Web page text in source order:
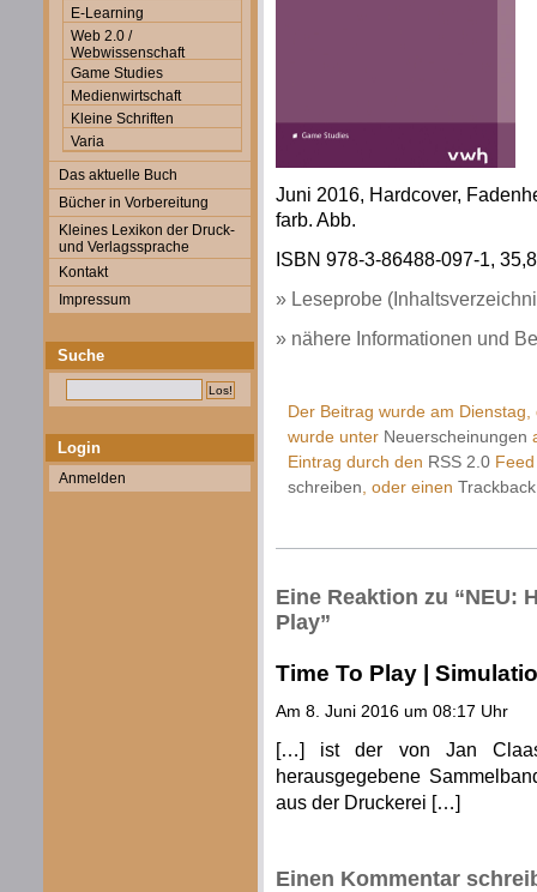
E-Learning
Web 2.0 /
Webwissenschaft
Game Studies
Medienwirtschaft
Kleine Schriften
Varia
Das aktuelle Buch
Bücher in Vorbereitung
Kleines Lexikon der Druck-
und Verlagssprache
Kontakt
Impressum
Suche
Login
Anmelden
Juni 2016, Hardcover,
farb. Abb.
ISBN 978-3-86488-097-1,
» Leseprobe
» nähere Informationen und
Der Beitrag wurde am
wurde unter Neuerscheinungen
Eintrag durch den RSS 2.0
schreiben , oder einen Trackback
Eine Reaktion zu “NEU:
Play”
Time To Play |
Am 8. Juni 2016 um 08:17 Uhr
[…] ist der von Jan
herausgegebene
aus der Druckerei […]
Einen Kommentar